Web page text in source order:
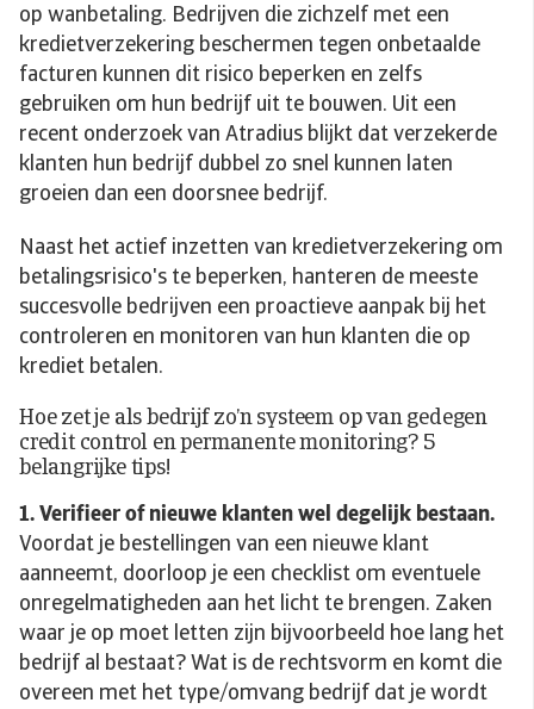
op wanbetaling. Bedrijven die zichzelf met een
kredietverzekering beschermen tegen onbetaalde
facturen kunnen dit risico beperken en zelfs
gebruiken om hun bedrijf uit te bouwen. Uit een
recent onderzoek van Atradius blijkt dat verzekerde
klanten hun bedrijf dubbel zo snel kunnen laten
groeien dan een doorsnee bedrijf.
Naast het actief inzetten van kredietverzekering om
betalingsrisico's te beperken, hanteren de meeste
succesvolle bedrijven een proactieve aanpak bij het
controleren en monitoren van hun klanten die op
krediet betalen.
Hoe zet je als bedrijf zo’n systeem op van gedegen
credit control en permanente monitoring? 5
belangrijke tips!
1. Verifieer of nieuwe klanten wel degelijk bestaan.
Voordat je bestellingen van een nieuwe klant
aanneemt, doorloop je een checklist om eventuele
onregelmatigheden aan het licht te brengen. Zaken
waar je op moet letten zijn bijvoorbeeld hoe lang het
bedrijf al bestaat? Wat is de rechtsvorm en komt die
overeen met het type/omvang bedrijf dat je wordt